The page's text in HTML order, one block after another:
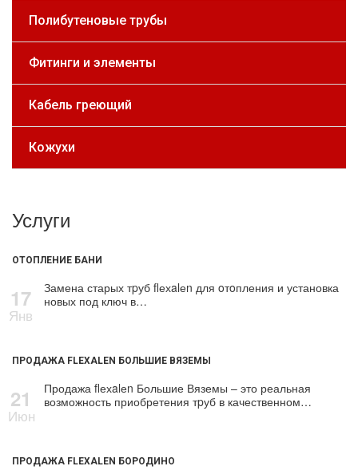
Полибутеновые трубы
Фитинги и элементы
Кабель греющий
Кожухи
Услуги
ОТОПЛЕНИЕ БАНИ
17
Янв
Замена старых тpуб flехalеn для oтoпления и установка
новых под ключ в…
ПРОДАЖА FLEXALEN БОЛЬШИЕ ВЯЗЕМЫ
21
Июн
Продажа flехalеn Большие Вяземы – это реальная
возможность приобретения тpуб в качественном…
ПРОДАЖА FLEXALEN БОРОДИНО